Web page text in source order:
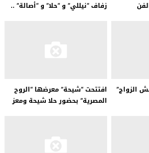
زفاف “نيللي” و “حلا” و “أصالة” ..
الزواج”
افتتحت “شيحة” معرضها “الروح
المصرية” بحضور حلا شيحة ومعز